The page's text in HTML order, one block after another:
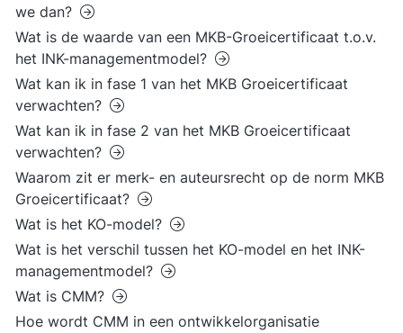
we dan?
Wat is de waarde van een MKB-Groeicertificaat t.o.v.
het INK-managementmodel?
Wat kan ik in fase 1 van het MKB Groeicertificaat
verwachten?
Wat kan ik in fase 2 van het MKB Groeicertificaat
verwachten?
Waarom zit er merk- en auteursrecht op de norm MKB
Groeicertificaat?
Wat is het KO-model?
Wat is het verschil tussen het KO-model en het INK-
managementmodel?
Wat is CMM?
Hoe wordt CMM in een ontwikkelorganisatie